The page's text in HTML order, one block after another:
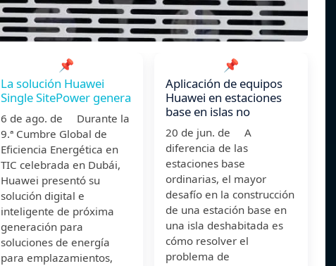
📌
La solución Huawei
Single SitePower genera
6 de ago. de Durante la
9.ª Cumbre Global de
Eficiencia Energética en
TIC celebrada en Dubái,
Huawei presentó su
solución digital e
inteligente de próxima
generación para
soluciones de energía
para emplazamientos,
📌
Aplicación de equipos
Huawei en estaciones
base en islas no
20 de jun. de A
diferencia de las
estaciones base
ordinarias, el mayor
desafío en la construcción
de una estación base en
una isla deshabitada es
cómo resolver el
problema de